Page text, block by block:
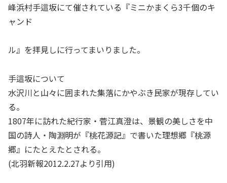
峰浜村手這坂にて催されている『ミニかまくら3千個のキ
ャンド
ル』を拝見しに行ってまいりました。
手這坂について
水沢川と山々に囲まれた集落にかやぶき民家が現存してい
る。
1807年に訪れた紀行家・菅江真澄は、景観の美しさを中
国の詩人・陶淵明が『桃花源記』で書いた理想郷『桃源
郷』にたとえたとされる。
(北羽新報2012.2.27より引用)